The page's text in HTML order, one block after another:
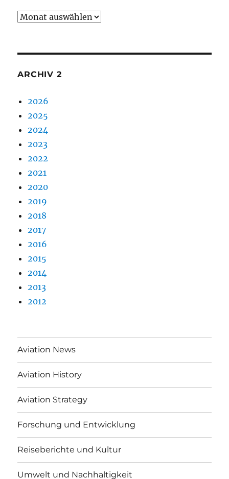
Archiv
ARCHIV 2
2026
2025
2024
2023
2022
2021
2020
2019
2018
2017
2016
2015
2014
2013
2012
Aviation News
Aviation History
Aviation Strategy
Forschung und Entwicklung
Reiseberichte und Kultur
Umwelt und Nachhaltigkeit